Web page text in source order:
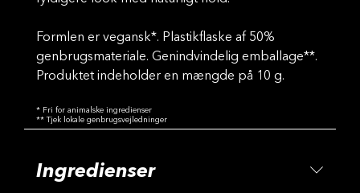
Formlen er vegansk*. Plastikflaske af 50%
genbrugsmateriale. Genindvindelig emballage**.
Produktet indeholder en mængde på 10 g.
* Fri for animalske ingredienser
** Tjek lokale genbrugsvejledninger
Ingredienser